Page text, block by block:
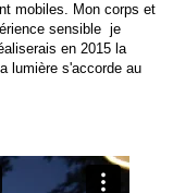
mobiles. Mon corps et
sensible je
en 2015 la
lumière s'accorde au